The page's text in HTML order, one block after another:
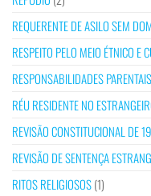
REQUERENTE DE ASILO SEM
RESPEITO PELO MEIO ÉTNICO E
RESPONSABILIDADES PARENTAIS
RÉU RESIDENTE NO
REVISÃO CONSTITUCIONAL DE
REVISÃO DE SENTENÇA
RITOS RELIGIOSOS(1)